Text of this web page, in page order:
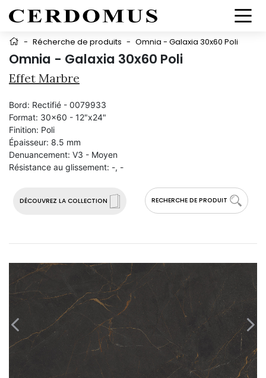
- Récherche de produits - Omnia - Galaxia 30x60 Poli
Omnia - Galaxia 30x60 Poli
Effet Marbre
DÉCOUVREZ LA COLLECTION RECHERCHE DE PRODUIT
Bord: Rectifié - 0079933
Format: 30x60 - 12"x24"
Finition: Poli
Épaisseur: 8.5 mm
Denuancement: V3 - Moyen
Résistance au glissement: -, -